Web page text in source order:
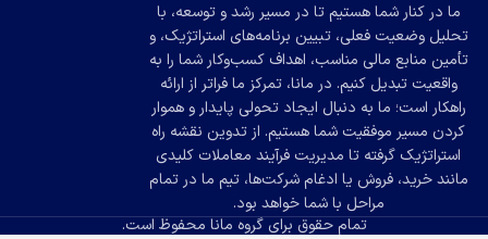
ما در کنار شما هستیم تا در مسیر رشد و توسعه، با
تحلیل وضعیت فعلی، تبیین برنامه‌های استراتژیک، و
تأمین منابع مالی مناسب، اهداف کسب‌وکار شما را به
واقعیت تبدیل کنیم. در مانا، تمرکز ما فراتر از ارائه
راهکار است؛ ما به دنبال ایجاد تحولی پایدار و هموار
کردن مسیر موفقیت شما هستیم. از تدوین نقشه راه
استراتژیک گرفته تا مدیریت فرآیند معاملات کلیدی
مانند خرید، فروش یا ادغام شرکت‌ها، تیم ما در تمام
مراحل با شما خواهد بود.
تمام حقوق برای گروه مانا محفوظ است.